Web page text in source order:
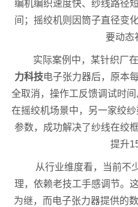
编机编织速度快、纱线路径
间；摇绞机则因筒子直径变
要动态
实际案例中，某针织厂
力科技电子张力器后，原本
全取消，操作工反馈调试时
在摇绞机场景中，另一家绞
参数，成功解决了纱线在绞
提升
从行业维度看，当前不
理，依赖老技工手感调节。
为继，而电子张力器提供的